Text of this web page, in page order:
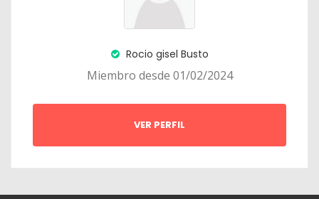
Rocio gisel Busto
Miembro desde 01/02/2024
VER PERFIL